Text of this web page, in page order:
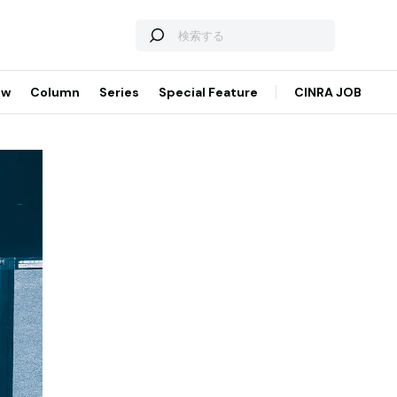
Column Series Special Feature CINRA JOB